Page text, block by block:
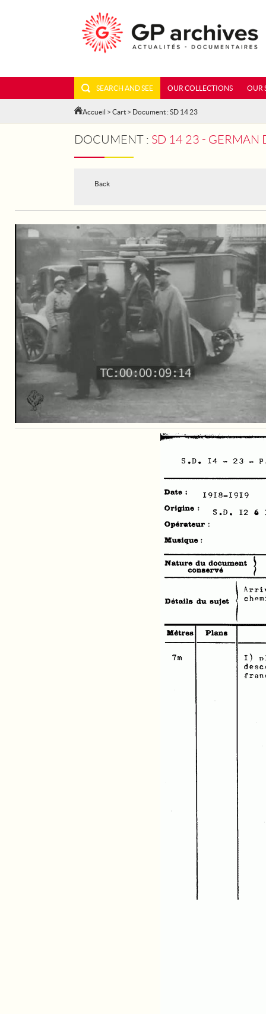
SEARCH AND SEE OUR COLLECTIONS OUR
Accueil > Cart > Document : SD 14 23
DOCUMENT : SD 14 23 - GERMAN
Back